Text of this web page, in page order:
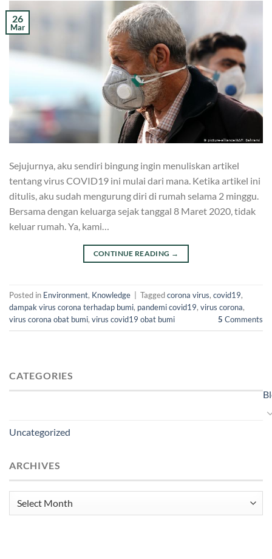
26
Mar
Sejujurnya, aku sendiri bingung ingin menuliskan artikel
tentang virus COVID19 ini mulai dari mana. Ketika artikel ini
ditulis, aku sudah mengurung diri di rumah selama 2 minggu.
Bersama dengan keluarga sejak tanggal 8 Maret 2020, tidak
keluar rumah. Ya, kami…
CONTINUE READING →
Posted in Environment, Knowledge Taggedcorona virus, covid19,
dampak virus corona terhadap bumi, pandemi covid19, virus corona,
virus corona obat bumi, virus covid19 obat bumi 5 Comments
CATEGORIES
Uncategorized
ARCHIVES
Archives